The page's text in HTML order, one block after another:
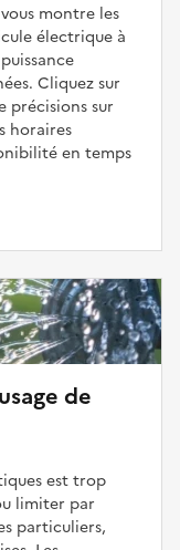
montre les
électrique à
Cliquez sur
précisions sur
horaires
en temps
de
est trop
limiter par
particuliers,